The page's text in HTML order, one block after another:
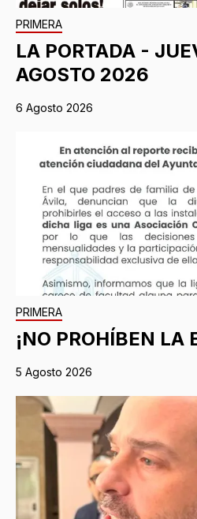
PRIMERA
LA PORTADA -
AGOSTO 2026
6 Agosto 2026
PRIMERA
¡NO PROHÍBEN LA
5 Agosto 2026